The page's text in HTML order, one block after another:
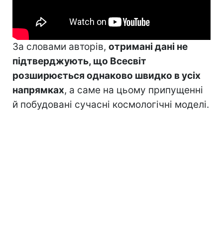
За словами авторів, отримані дані не
підтверджують, що Всесвіт
розширюється однаково швидко в усіх
напрямках, а саме на цьому припущенні
й побудовані сучасні космологічні моделі.